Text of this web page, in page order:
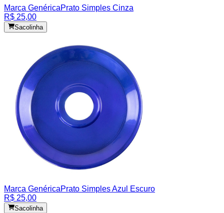
Marca GenéricaPrato Simples Cinza
R$ 25,00
Sacolinha
Marca GenéricaPrato Simples Azul Escuro
R$ 25,00
Sacolinha